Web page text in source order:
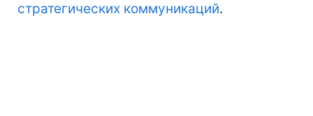
стратегических коммуникаций.